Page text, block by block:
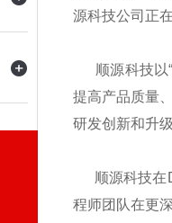
源科技公司正
顺源科技以“
提高产品质量
研发创新和升
顺源科技在
程师团队在更